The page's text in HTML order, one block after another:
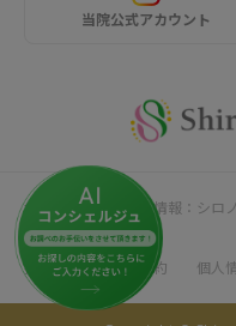
当院公式アカウント
サイト運営者・企業情報：シロ
ンプラザウエスト4F
採用情報 利用規約 個人